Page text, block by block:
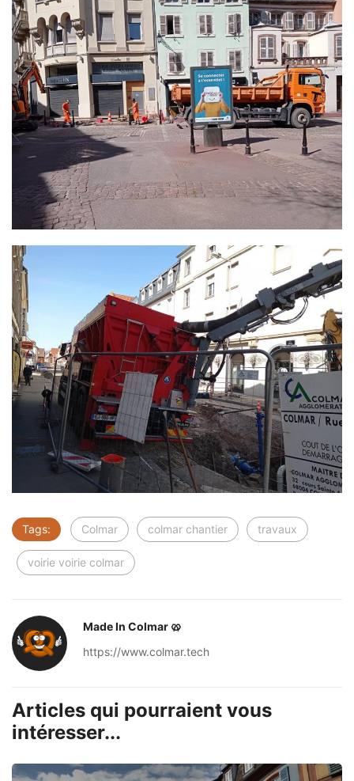
Tags: Colmar colmar chantier travaux
voirie voirie colmar
Made In Colmar 🥨
https://www.colmar.tech
Articles qui pourraient vous
intéresser...